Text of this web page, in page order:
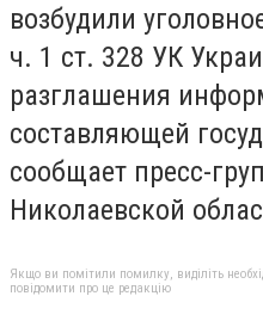
возбудили
ч. 1 ст. 328 УК
разглашения
составляющей
сообщает пресс-
Николаевской
Якщо ви помітили помилку, виділіть
повідомити про це редакцію